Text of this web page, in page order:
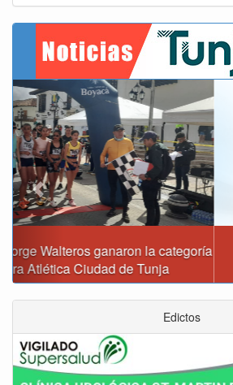
Reporte del tiempo en Boyacá
Previous
Edictos